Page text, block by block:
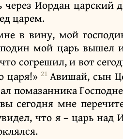
через Иордан
царем.
в вину, мой
мой царь вышел
согрешил, и вот
царя!» 21 Авишай, сын
помазанника
сегодня мне
что я – царь над